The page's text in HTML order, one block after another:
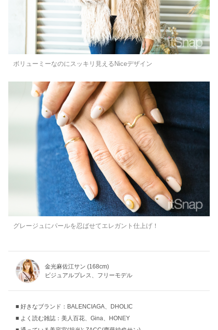
ボリューミーなのにスッキリ見えるNiceデザイン
グレージュにパールを忍ばせてエレガント仕上げ！
金光麻佐江サン (168cm)
ビジュアルプレス、フリーモデル
好きなブランド：BALENCIAGA、DHOLIC
よく読む雑誌：美人百花、Gina、HONEY